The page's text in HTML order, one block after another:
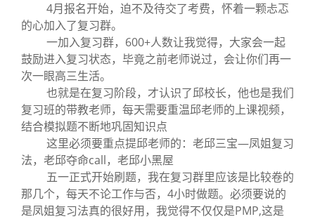
4月报名开始，迫不及待交了考费，怀着一颗忐忑
的心加入了复习群。
一加入复习群，600+人数让我觉得，大家会一起
鼓励进入复习状态，毕竟之前老师说过，会让你们再一
次一眼高三生活。
也就是在复习阶段，才认识了邱校长，他也是我们
复习班的带教老师，每天需要重温邱老师的上课视频，
结合模拟题不断地巩固知识点
这里必须要重点提邱老师的：老邱三宝—凤姐复习
法，老邱夺命call，老邱小黑屋
五一正式开始刷题，我在复习群里应该是比较卷的
那几个，每天不论工作与否，4小时做题。必须要说的
是凤姐复习法真的很好用，我觉得不仅仅是PMP,这是